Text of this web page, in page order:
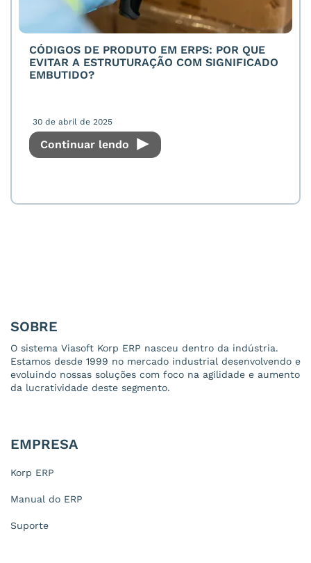
CÓDIGOS DE PRODUTO EM ERPS: POR QUE
EVITAR A ESTRUTURAÇÃO COM SIGNIFICADO
EMBUTIDO?
30 de abril de 2025
Continuar lendo
SOBRE
O sistema Viasoft Korp ERP nasceu dentro da indústria.
Estamos desde 1999 no mercado industrial desenvolvendo e
evoluindo nossas soluções com foco na agilidade e aumento
da lucratividade deste segmento.
EMPRESA
Korp ERP
Manual do ERP
Suporte